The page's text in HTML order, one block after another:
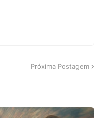
Próxima Postagem